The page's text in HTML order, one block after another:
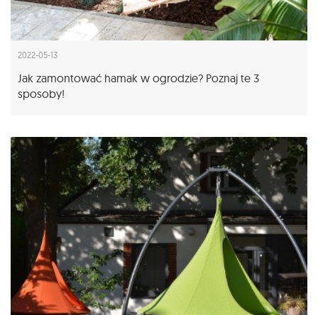
2022-05-13
Jak zamontować hamak w ogrodzie? Poznaj te 3
sposoby!